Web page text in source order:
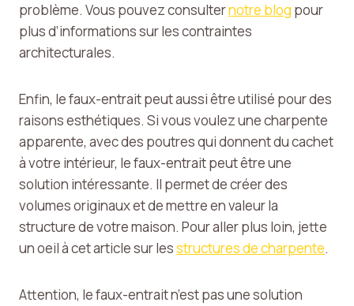
problème. Vous pouvez consulternotre blog pour
plus d’informations sur les contraintes
architecturales.
Enfin, le faux-entrait peut aussi être utilisé pour des
raisons esthétiques. Si vous voulez une charpente
apparente, avec des poutres qui donnent du cachet
à votre intérieur, le faux-entrait peut être une
solution intéressante. Il permet de créer des
volumes originaux et de mettre en valeur la
structure de votre maison. Pour aller plus loin, jette
un oeil à cet article sur lesstructures de charpente.
Attention, le faux-entrait n’est pas une solution